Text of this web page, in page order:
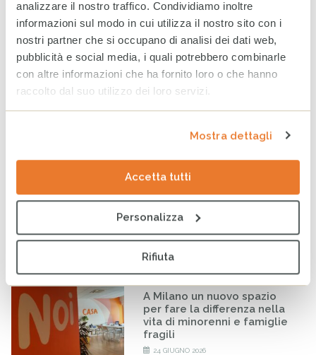
analizzare il nostro traffico. Condividiamo inoltre
informazioni sul modo in cui utilizza il nostro sito con i
nostri partner che si occupano di analisi dei dati web,
pubblicità e social media, i quali potrebbero combinarle
con altre informazioni che ha fornito loro o che hanno
raccolto dal suo utilizzo dei loro servizi.
Mostra dettagli
Accetta tutti
Personalizza
Rifiuta
in Somalia, sostenere
l’allattamento significa
proteggere il futuro
4 AGOSTO 2026
Rendiconto Campagna
supporto informativo di Rai
Per la Sostenibilità – ESG
20 LUGLIO 2026
Infanzia: CESVI lancia la
prima dashboard italiana sul
maltrattamento all’infanzia
16 LUGLIO 2026
A Milano un nuovo spazio
per fare la differenza nella
vita di minorenni e famiglie
fragili
24 GIUGNO 2026